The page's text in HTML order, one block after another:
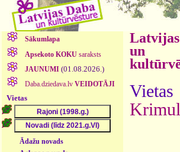
Sākumlapa
Apsekoto KOKUsaraksts
JAUNUMI (01.08.2026.)
Daba.dziedava.lv VEIDOTĀJI
Vietas
Ādažu novads
un